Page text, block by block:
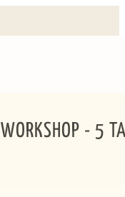
WORKSHOP - 5